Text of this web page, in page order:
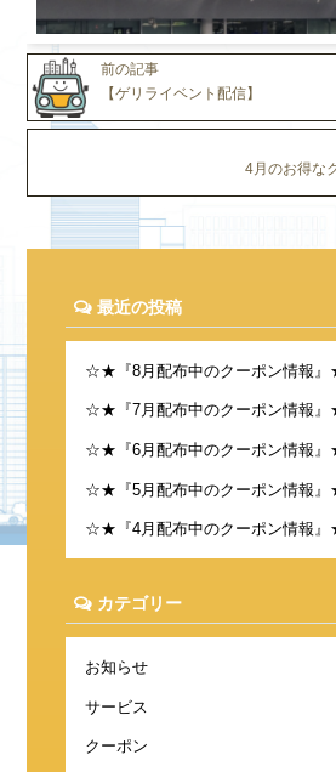
前の記事
【ゲリライベント配信】
4月のお得な
最近の投稿
☆★『8月配布中のクーポン情報
☆★『7月配布中のクーポン情報
☆★『6月配布中のクーポン情報
☆★『5月配布中のクーポン情報
☆★『4月配布中のクーポン情報
カテゴリー
お知らせ
サービス
クーポン